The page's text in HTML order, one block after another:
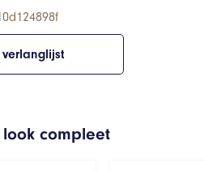
compleet